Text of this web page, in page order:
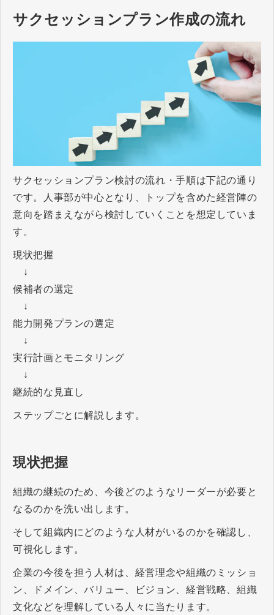
サクセッションプラン作成の流れ
サクセッションプラン検討の流れ・手順は下記の通り
です。人事部が中心となり、トップを含めた経営陣の
意向を踏まえながら検討していくことを想定していま
す。
現状把握
↓
候補者の選定
↓
能力開発プランの選定
↓
実行計画とモニタリング
↓
継続的な見直し
ステップごとに解説します。
現状把握
組織の継続のため、今後どのようなリーダーが必要と
なるのかを洗い出します。
そして組織内にどのような人材がいるのかを確認し、
可視化します。
企業の今後を担う人材は、経営理念や組織のミッショ
ン、ドメイン、バリュー、ビジョン、経営戦略、組織
文化などを理解している人々に当たります。